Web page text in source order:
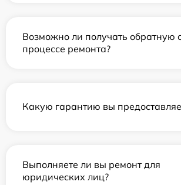
Возможно ли получать обратную
процессе ремонта?
Какую гарантию вы
Выполняете ли вы ремонт для
юридических лиц?